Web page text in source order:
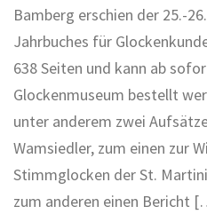
Bamberg erschien der 25.-
Jahrbuches für
638 Seiten und kann ab
Glockenmuseum bestellt
unter anderem zwei
Wamsiedler, zum einen zur
Stimmglocken der St.
zum anderen einen Bericht